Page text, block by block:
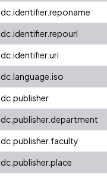
dc.identifier.reponame
dc.identifier.repourl
dc.identifier.uri
dc.language.iso
dc.publisher
dc.publisher.department
dc.publisher.faculty
dc.publisher.place